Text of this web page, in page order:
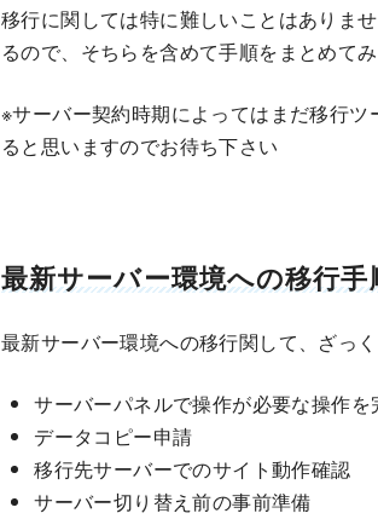
移行に関しては特に難しいことはありま
るので、そちらを含めて手順をまとめてみ
※サーバー契約時期によってはまだ移行
ると思いますのでお待ち下さい
最新サーバー環境への移行手
最新サーバー環境への移行関して、ざっ
サーバーパネルで操作が必要な操作を
データコピー申請
移行先サーバーでのサイト動作確認
サーバー切り替え前の事前準備